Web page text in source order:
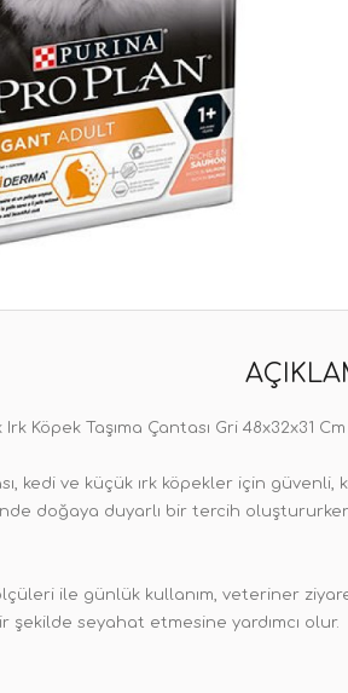
Köpek Taşıma Çantası Gri 48x32x31 Cm
kedi ve küçük ırk köpekler için
doğaya duyarlı bir tercih
ile günlük kullanım, veteriner
şekilde seyahat etmesine yardımcı olur.